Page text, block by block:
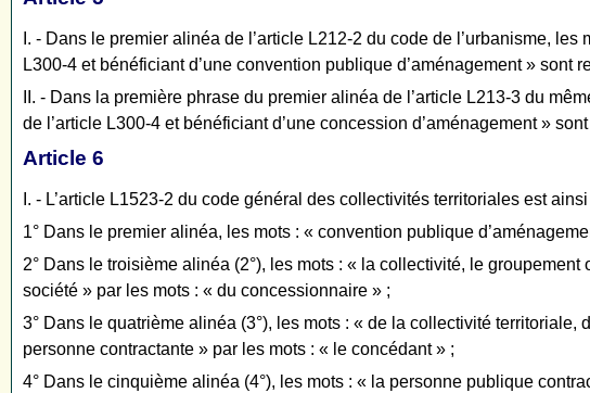
I. - Dans le premier alinéa de l’article L212-2 du code de l’urbanisme,
L300-4 et bénéficiant d’une convention publique d’aménagement » sont
II. - Dans la première phrase du premier alinéa de l’article L213-3 du
de l’article L300-4 et bénéficiant d’une concession d’aménagement »
Article 6
I. - L’article L1523-2 du code général des collectivités territoriales est
1° Dans le premier alinéa, les mots : « convention publique
2° Dans le troisième alinéa (2°), les mots : « la collectivité, le
société » par les mots : « du concessionnaire » ;
3° Dans le quatrième alinéa (3°), les mots : « de la collectivité
personne contractante » par les mots : « le concédant » ;
4° Dans le cinquième alinéa (4°), les mots : « la personne publique